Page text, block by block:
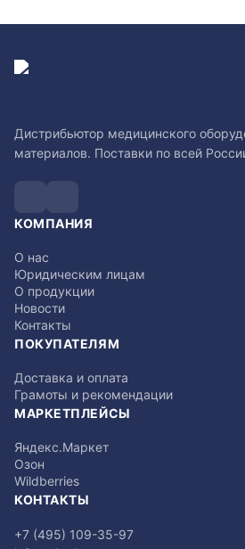
Дистрибьютор медицинского
материалов. Поставки по всей
КОМПАНИЯ
О нас
Юридическим лицам
О продукции
Новости
Контакты
ПОКУПАТЕЛЯМ
Доставка и оплата
Грамоты и рекомендации
МАРКЕТПЛЕЙСЫ
Яндекс.Маркет
Озон
Wildberries
КОНТАКТЫ
+7 (495) 109-35-97